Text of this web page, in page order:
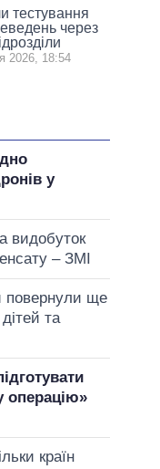
тестування
через
2026, 18:54
у
видобуток
– ЗМІ
повернули ще
та
операцію»
країн